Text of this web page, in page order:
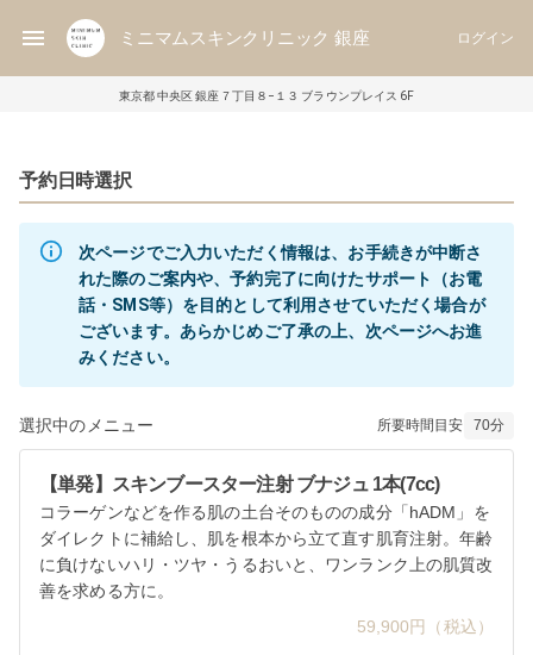
ミニマムスキンクリニック 銀座 ログイン
東京都 中央区 銀座７丁目８−１３ ブラウンプレイス 6F
予約日時選択
次ページでご入力いただく情報は、お手続きが中断さ
れた際のご案内や、予約完了に向けたサポート（お電
話・SMS等）を目的として利用させていただく場合が
ございます。あらかじめご了承の上、次ページへお進
みください。
選択中のメニュー 所要時間目安 70分
【単発】スキンブースター注射 ブナジュ 1本(7cc)
コラーゲンなどを作る肌の土台そのものの成分「hADM」を
ダイレクトに補給し、肌を根本から立て直す肌育注射。年齢
に負けないハリ・ツヤ・うるおいと、ワンランク上の肌質改
善を求める方に。
59,900円（税込）